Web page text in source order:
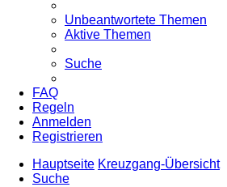
Unbeantwortete Themen
Aktive Themen
Suche
FAQ
Regeln
Anmelden
Registrieren
Hauptseite Kreuzgang-Übersicht
Suche